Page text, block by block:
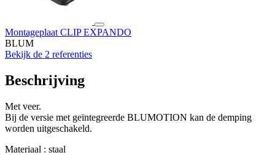
Montageplaat CLIP EXPANDO
BLUM
Bekijk de 2 referenties
Beschrijving
Met veer.
Bij de versie met geïntegreerde BLUMOTION kan de demping
worden uitgeschakeld.
Materiaal : staal